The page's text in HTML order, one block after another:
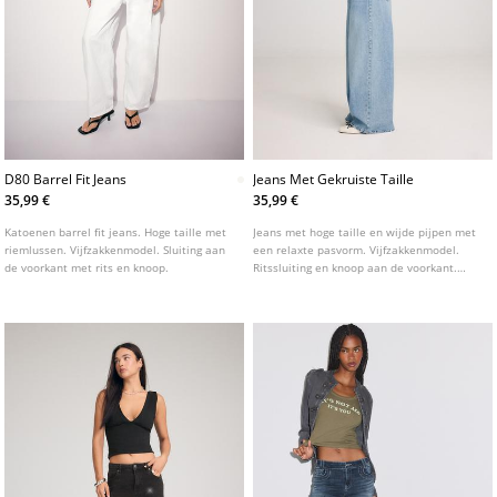
D80 Barrel Fit Jeans
35,99 €
Katoenen barrel fit jeans. Hoge taille met
riemlussen. Vijfzakkenmodel. Sluiting aan
de voorkant met rits en knoop.
Jeans Met Gekruiste Taille
35,99 €
Jeans met hoge taille en wijde pijpen met
een relaxte pasvorm. Vijfzakkenmodel.
Ritssluiting en knoop aan de voorkant.